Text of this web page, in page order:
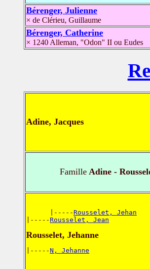
Bérenger, Julienne
× de Clérieu, Guillaume
Bérenger, Catherine
× 1240 Alleman, "Odon" II ou Eudes
Adine, Jacques
FamilleAdine -
      |-----
Rousselet, Jehan
|-----Rousselet, Jean
Rousselet, Jehanne
|-----N, Jehanne